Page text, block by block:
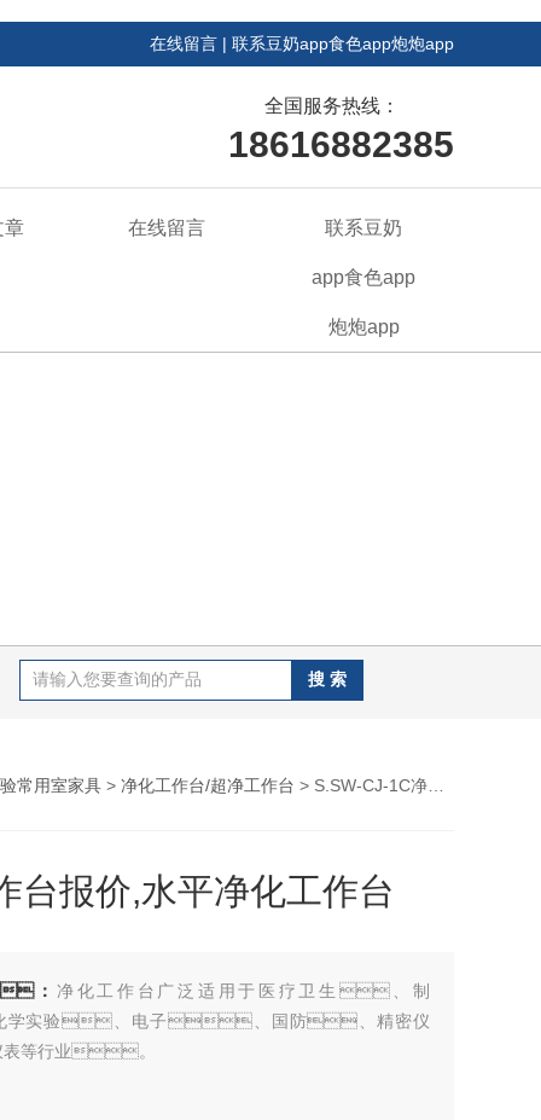
在线留言 | 联系豆奶app食色app炮炮app
全国服务热线：
18616882385
章 在线留言 联系豆奶
app食色app
炮炮app
常用室家具 > 净化工作台/超净工作台 > S.SW-CJ-1C净化工作台报价,水平净化工作台
台报价,水平净化工作台
： 净化工作台广泛适用于医疗卫生、制
学实验、电子、国防、精密仪
等行业。